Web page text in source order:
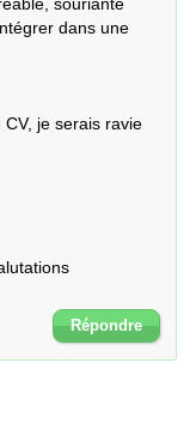
dans une
je serais ravie
Répondre